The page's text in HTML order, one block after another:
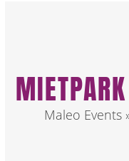
MIETPARK
Maleo Events